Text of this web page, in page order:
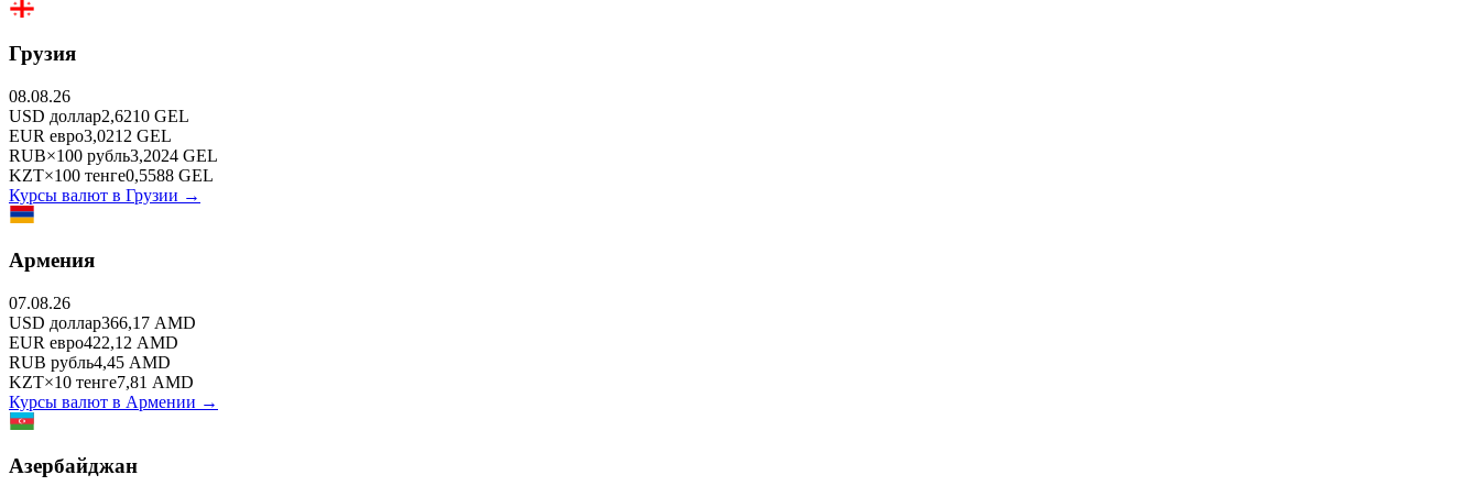
Грузия
08.08.26
USD доллар2,6210 GEL
EUR евро3,0212 GEL
RUB×100 рубль3,2024 GEL
KZT×100 тенге0,5588 GEL
Курсы валют в Грузии →
Армения
07.08.26
USD доллар366,17 AMD
EUR евро422,12 AMD
RUB рубль4,45 AMD
KZT×10 тенге7,81 AMD
Курсы валют в Армении →
Азербайджан